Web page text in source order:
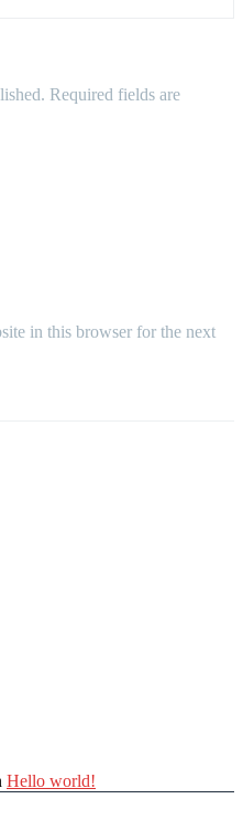
Required fields are
in this browser for the next
Hello world!